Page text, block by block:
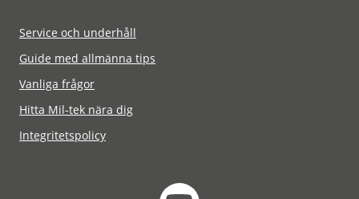
Service och underhåll
Guide med allmänna tips
Vanliga frågor
Hitta Mil-tek nära dig
Integritetspolicy